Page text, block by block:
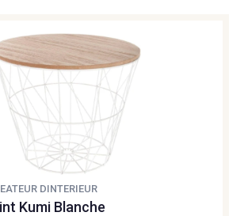
DINTERIEUR
Kumi Blanche